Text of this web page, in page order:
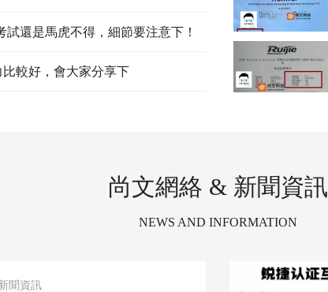
還是馬虎不得，細節要注意下！
較好，會大家分享下
尚文網絡 & 新聞資訊
NEWS AND INFORMATION
聞資訊